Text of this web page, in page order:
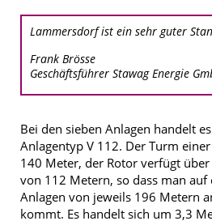
Lammersdorf ist ein sehr guter
Frank Brösse
Geschäftsführer Stawag Energie
Bei den sieben Anlagen handelt
Anlagentyp V 112. Der Turm
140 Meter, der Rotor verfügt
von 112 Metern, so dass man auf
Anlagen von jeweils 196 Metern
kommt. Es handelt sich um 3,3